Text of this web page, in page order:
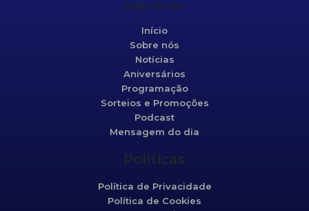
Mapa do site
Início
Sobre nós
Notícias
Aniversários
Programação
Sorteios e Promoções
Podcast
Mensagem do dia
Políticas
Política de Privacidade
Política de Cookies